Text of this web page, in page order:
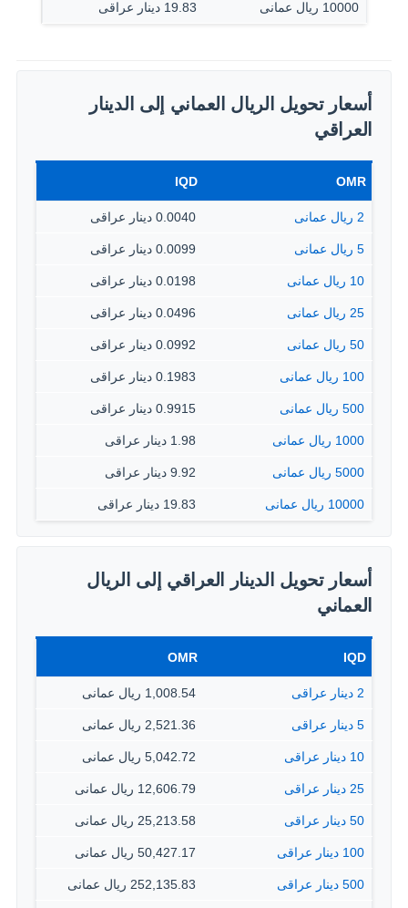
10000 ريال عمانى 19.83 دينار عراقى
أسعار تحويل الريال العماني إلى الدينار
العراقي
OMR
IQD
2 ريال عمانى 0.0040 دينار عراقى
5 ريال عمانى 0.0099 دينار عراقى
10 ريال عمانى 0.0198 دينار عراقى
25 ريال عمانى 0.0496 دينار عراقى
50 ريال عمانى 0.0992 دينار عراقى
100 ريال عمانى 0.1983 دينار عراقى
500 ريال عمانى 0.9915 دينار عراقى
1000 ريال عمانى 1.98 دينار عراقى
5000 ريال عمانى 9.92 دينار عراقى
10000 ريال عمانى 19.83 دينار عراقى
أسعار تحويل الدينار العراقي إلى الريال
العماني
IQD
OMR
2 دينار عراقى 1,008.54 ريال عمانى
5 دينار عراقى 2,521.36 ريال عمانى
10 دينار عراقى 5,042.72 ريال عمانى
25 دينار عراقى 12,606.79 ريال عمانى
50 دينار عراقى 25,213.58 ريال عمانى
100 دينار عراقى 50,427.17 ريال عمانى
500 دينار عراقى 252,135.83 ريال عمانى